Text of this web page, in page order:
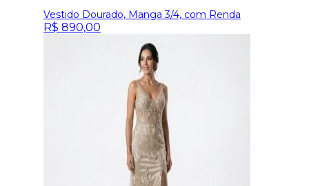
Vestido Dourado, Manga 3/4, com Renda
R$ 890,00